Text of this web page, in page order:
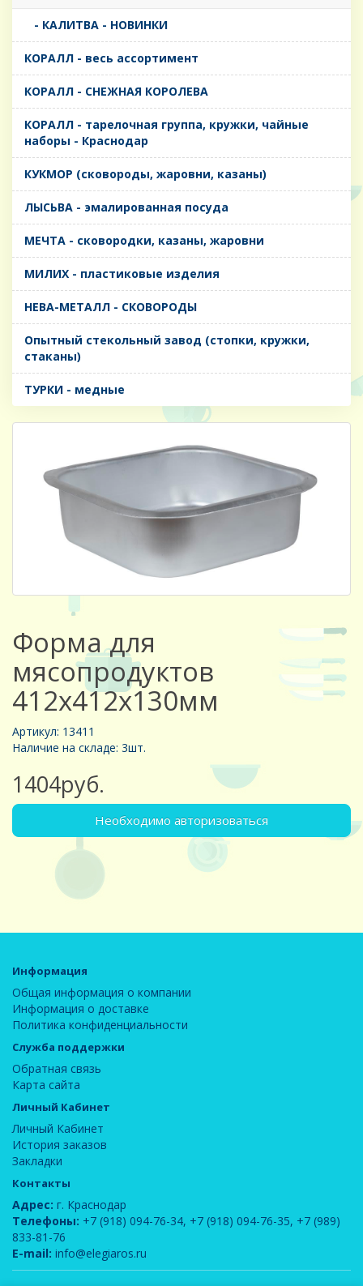
- КАЛИТВА - НОВИНКИ
КОРАЛЛ - весь ассортимент
КОРАЛЛ - СНЕЖНАЯ КОРОЛЕВА
КОРАЛЛ - тарелочная группа, кружки, чайные
наборы - Краснодар
КУКМОР (сковороды, жаровни, казаны)
ЛЫСЬВА - эмалированная посуда
МЕЧТА - сковородки, казаны, жаровни
МИЛИХ - пластиковые изделия
НЕВА-МЕТАЛЛ - СКОВОРОДЫ
Опытный стекольный завод (стопки, кружки,
стаканы)
ТУРКИ - медные
Форма для
мясопродуктов
412х412х130мм
Артикул: 13411
Наличие на складе: 3шт.
1404руб.
Необходимо авторизоваться
Информация
Общая информация о компании
Информация о доставке
Политика конфиденциальности
Служба поддержки
Обратная связь
Карта сайта
Личный Кабинет
Личный Кабинет
История заказов
Закладки
Контакты
Адрес: г. Краснодар
Телефоны: +7 (918) 094-76-34, +7 (918) 094-76-35, +7 (989)
833-81-76
E-mail: info@elegiaros.ru